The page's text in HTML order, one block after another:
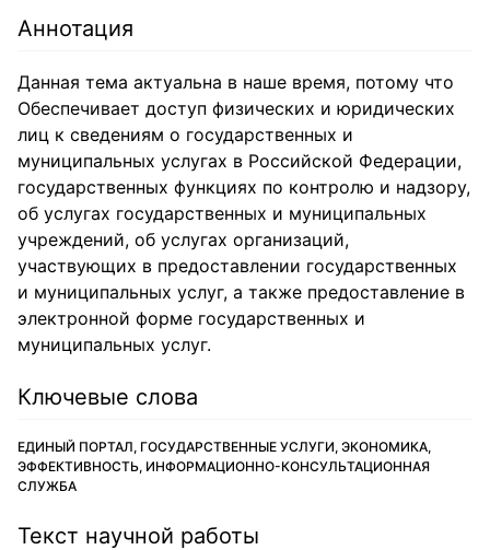
Аннотация
Данная тема актуальна в наше время, потому что
Обеспечивает доступ физических и юридических
лиц к сведениям о государственных и
муниципальных услугах в Российской Федерации,
государственных функциях по контролю и надзору,
об услугах государственных и муниципальных
учреждений, об услугах организаций,
участвующих в предоставлении государственных
и муниципальных услуг, а также предоставление в
электронной форме государственных и
муниципальных услуг.
Ключевые слова
ЕДИНЫЙ ПОРТАЛ, ГОСУДАРСТВЕННЫЕ УСЛУГИ, ЭКОНОМИКА,
ЭФФЕКТИВНОСТЬ, ИНФОРМАЦИОННО-КОНСУЛЬТАЦИОННАЯ
СЛУЖБА
Текст научной работы